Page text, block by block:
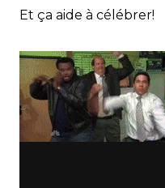
Et ça aide à célébrer!